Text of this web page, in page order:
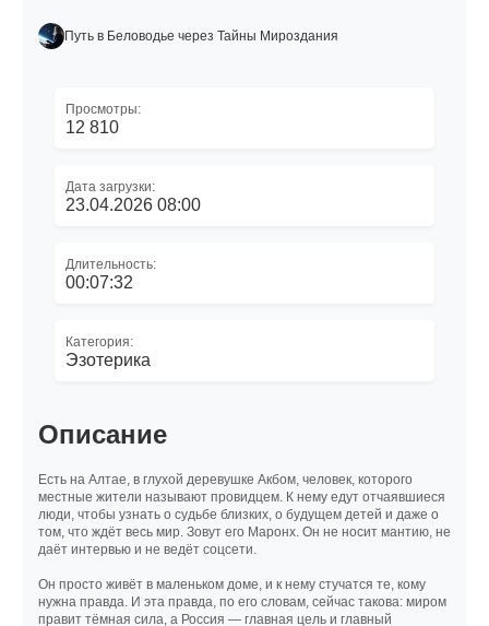
Путь в Беловодье через Тайны Мироздания
Просмотры:
12 810
Дата загрузки:
23.04.2026 08:00
Длительность:
00:07:32
Категория:
Эзотерика
Описание
Есть на Алтае, в глухой деревушке Акбом, человек, которого
местные жители называют провидцем. К нему едут отчаявшиеся
люди, чтобы узнать о судьбе близких, о будущем детей и даже о
том, что ждёт весь мир. Зовут его Маронх. Он не носит мантию, не
даёт интервью и не ведёт соцсети.
Он просто живёт в маленьком доме, и к нему стучатся те, кому
нужна правда. И эта правда, по его словам, сейчас такова: миром
правит тёмная сила, а Россия — главная цель и главный